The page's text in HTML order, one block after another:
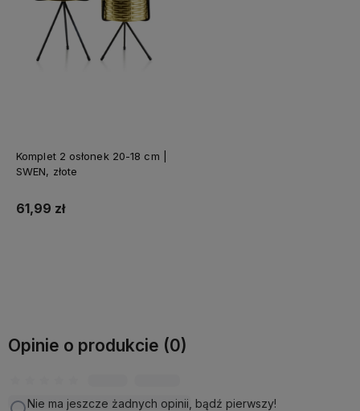
Komplet 2 osłonek 20-18 cm |
SWEN, złote
61,99 zł
Opinie o produkcie (0)
Nie ma jeszcze żadnych opinii, bądź pierwszy!